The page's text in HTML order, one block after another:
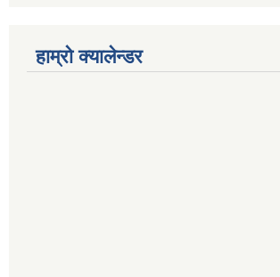
हाम्रो क्यालेन्डर